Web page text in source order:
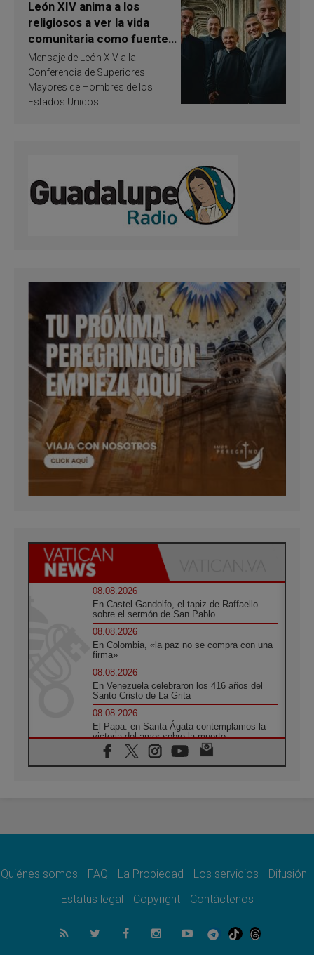
León XIV anima a los
religiosos a ver la vida
comunitaria como fuente
de inspiración y
santificación
Mensaje de León XIV a la
Conferencia de Superiores
Mayores de Hombres de los
Estados Unidos
08.08.2026
En Castel Gandolfo, el tapiz de Raffaello
sobre el sermón de San Pablo
08.08.2026
En Colombia, «la paz no se compra con una
firma»
08.08.2026
En Venezuela celebraron los 416 años del
Santo Cristo de La Grita
08.08.2026
El Papa: en Santa Ágata contemplamos la
victoria del amor sobre la muerte
08.08.2026
León XIV visitará el Santuario de la Madre
07.08.2026
07.08.2026
el compromiso del cristiano"
La matanza de niños en Gaza no cesa: 300
muertos en 300 días
Quiénes somos FAQ La Propiedad Los servicios
Difusión
Estatus legal
Copyright Contáctenos